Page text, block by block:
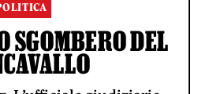
SGOMBERO DEL